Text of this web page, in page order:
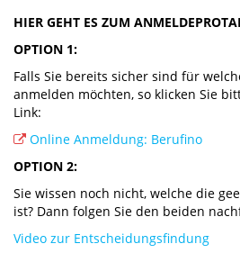
HIER GEHT ES ZUM
OPTION 1:
Falls Sie bereits sicher sind für
anmelden möchten, so klicken Sie
Link:
Online Anmeldung: Berufino
OPTION 2:
Sie wissen noch nicht, welche die
ist? Dann folgen Sie den beiden
Video zur Entscheidungsfindung